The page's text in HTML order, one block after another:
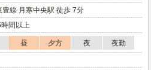
線 月寒中央駅 徒歩 7分
間以上
昼 夕方 夜
夜勤